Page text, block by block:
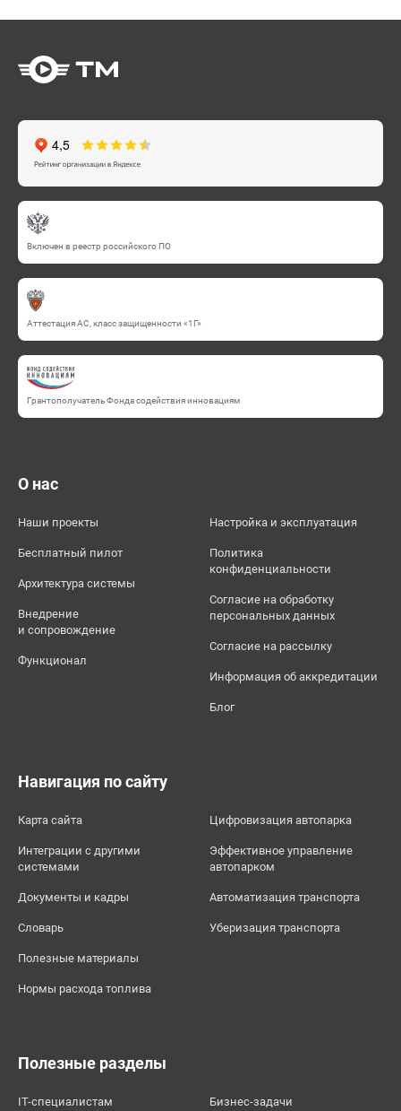
Включен в реестр российского ПО
Аттестация АС, класс защищенности «1Г»
Грантополучатель Фонда содействия инновациям
О нас
Наши проекты
Бесплатный пилот
Архитектура системы
Внедрение
и сопровождение
Функционал
Настройка и эксплуатация
Политика
конфиденциальности
Согласие на обработку
персональных данных
Согласие на рассылку
Информация об аккредитации
Блог
Навигация по сайту
Карта сайта
Интеграции с другими
системами
Документы и кадры
Словарь
Полезные материалы
Нормы расхода топлива
Цифровизация автопарка
Эффективное управление
автопарком
Автоматизация транспорта
Уберизация транспорта
Полезные разделы
IT-специалистам Бизнес-задачи